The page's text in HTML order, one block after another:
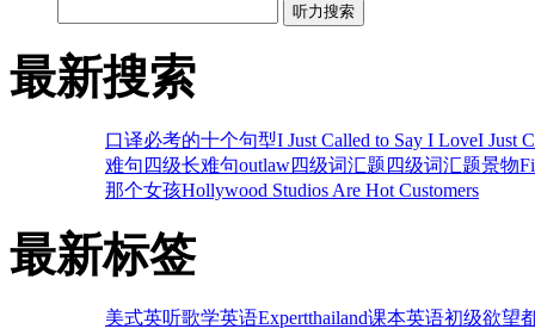
听力搜索
最新搜索
口译必考的十个句型I Just Called to Say I LoveI Just
难句 四级长难句outlaw四级词汇题 四级词汇题景物
那个女孩Hollywood Studios Are Hot Customers
最新标签
美式英听歌学英语Expertthailand课本英语初级欲望